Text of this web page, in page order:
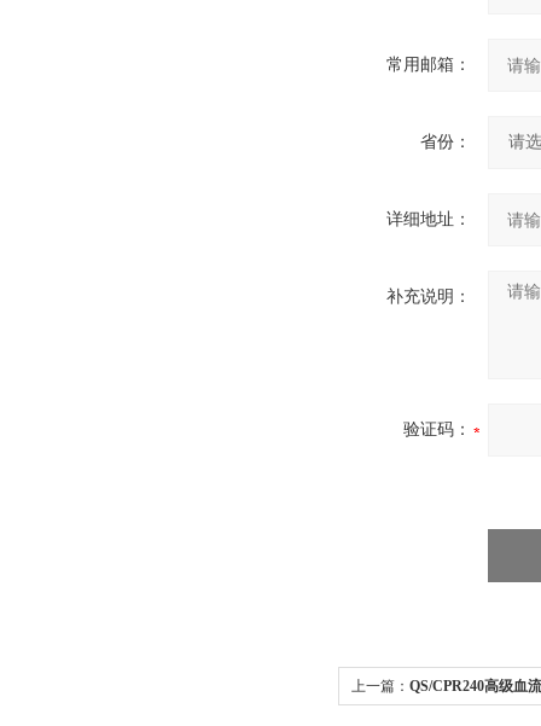
常用邮箱：
省份：
详细地址：
补充说明：
验证码：
上一篇： QS/CPR240高级血